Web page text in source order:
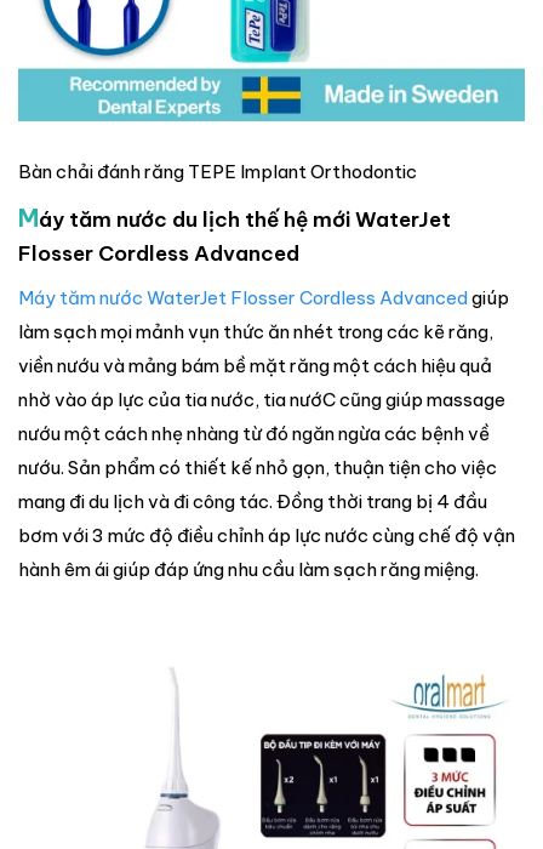
Bàn chải đánh răng TEPE Implant Orthodontic
Máy tăm nước du lịch thế hệ mới WaterJet
Flosser Cordless Advanced
Máy tăm nước WaterJet Flosser Cordless Advancedgiúp
làm sạch mọi mảnh vụn thức ăn nhét trong các kẽ răng,
viền nướu và mảng bám bề mặt răng một cách hiệu quả
nhờ vào áp lực của tia nước, tia nướC cũng giúp massage
nướu một cách nhẹ nhàng từ đó ngăn ngừa các bệnh về
nướu. Sản phẩm có thiết kế nhỏ gọn, thuận tiện cho việc
mang đi du lịch và đi công tác. Đồng thời trang bị 4 đầu
bơm với 3 mức độ điều chỉnh áp lực nước cùng chế độ vận
hành êm ái giúp đáp ứng nhu cầu làm sạch răng miệng.